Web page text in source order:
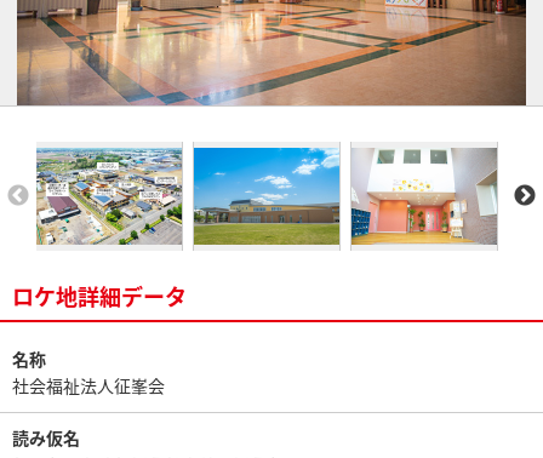
ロケ地詳細データ
名称
社会福祉法人征峯会
読み仮名